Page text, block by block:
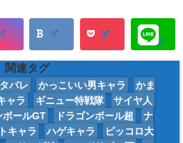
関連タグ
バレ かっこいい男キャラ
かま
ャラ ギニュー特戦隊
サイヤ人
ボールGT ドラゴンボール超
ナ
キャラ ハゲキャラ
ピッコロ大